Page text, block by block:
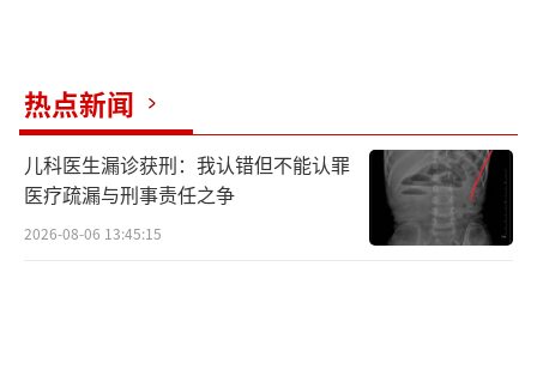
热点新闻
儿科医生漏诊获刑：我认错但不能认罪
医疗疏漏与刑事责任之争
2026-08-06 13:45:15